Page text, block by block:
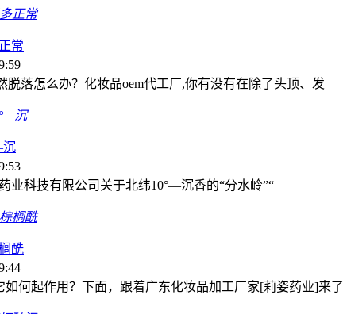
常
脱落怎么办？化妆品oem代工厂,你有没有在除了头顶、发
沉
业科技有限公司关于北纬10°—沉香的“分水岭”“
酰
如何起作用？下面，跟着广东化妆品加工厂家[莉姿药业]来了